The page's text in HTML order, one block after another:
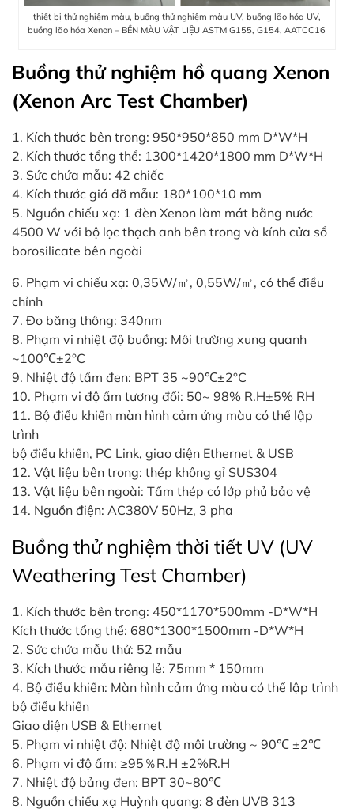
thiết bị thử nghiệm màu, buồng thử nghiệm màu UV, buồng lão hóa UV,
buồng lão hóa Xenon – BỀN MÀU VẬT LIỆU ASTM G155, G154, AATCC16
Buồng thử nghiệm hồ quang Xenon
(Xenon Arc Test Chamber)
1. Kích thước bên trong: 950*950*850 mm D*W*H
2. Kích thước tổng thể: 1300*1420*1800 mm D*W*H
3. Sức chứa mẫu: 42 chiếc
4. Kích thước giá đỡ mẫu: 180*100*10 mm
5. Nguồn chiếu xạ: 1 đèn Xenon làm mát bằng nước
4500 W với bộ lọc thạch anh bên trong và kính cửa sổ
borosilicate bên ngoài
6. Phạm vi chiếu xạ: 0,35W/㎡, 0,55W/㎡, có thể điều
chỉnh
7. Đo băng thông: 340nm
8. Phạm vi nhiệt độ buồng: Môi trường xung quanh
~100℃±2°C
9. Nhiệt độ tấm đen: BPT 35 ~90℃±2°C
10. Phạm vi độ ẩm tương đối: 50~ 98% R.H±5% RH
11. Bộ điều khiển màn hình cảm ứng màu có thể lập
trình
bộ điều khiển, PC Link, giao diện Ethernet & USB
12. Vật liệu bên trong: thép không gỉ SUS304
13. Vật liệu bên ngoài: Tấm thép có lớp phủ bảo vệ
14. Nguồn điện: AC380V 50Hz, 3 pha
Buồng thử nghiệm thời tiết UV (UV
Weathering Test Chamber)
1. Kích thước bên trong: 450*1170*500mm -D*W*H
Kích thước tổng thể: 680*1300*1500mm -D*W*H
2. Sức chứa mẫu thử: 52 mẫu
3. Kích thước mẫu riêng lẻ: 75mm * 150mm
4. Bộ điều khiển: Màn hình cảm ứng màu có thể lập trình
bộ điều khiển
Giao diện USB & Ethernet
5. Phạm vi nhiệt độ: Nhiệt độ môi trường ~ 90℃ ±2℃
6. Phạm vi độ ẩm: ≥95％R.H ±2%R.H
7. Nhiệt độ bảng đen: BPT 30~80℃
8. Nguồn chiếu xạ Huỳnh quang: 8 đèn UVB 313